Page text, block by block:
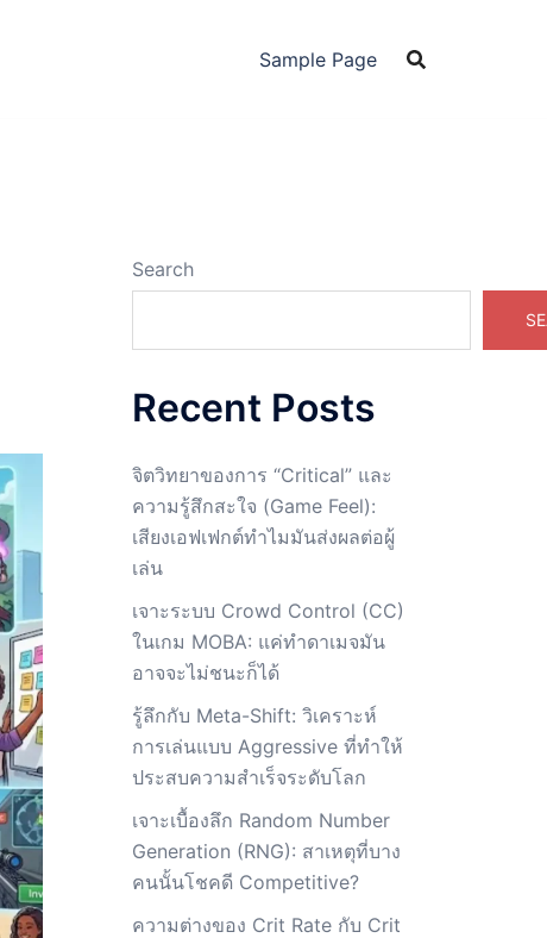
Sample Page
Search
Recent Posts
จิตวิทยาของการ “Critical” และ
ความรู้สึกสะใจ (Game Feel):
เสียงเอฟเฟกต์ทำไมมันส่งผลต่อผู้
เล่น
เจาะระบบ Crowd Control (CC)
ในเกม MOBA: แค่ทำดาเมจมัน
อาจจะไม่ชนะก็ได้
รู้ลึกกับ Meta-Shift: วิเคราะห์
การเล่นแบบ Aggressive ที่ทำให้
ประสบความสำเร็จระดับโลก
เจาะเบื้องลึก Random Number
Generation (RNG): สาเหตุที่บาง
คนนั้นโชคดี Competitive?
ความต่างของ Crit Rate กับ Crit